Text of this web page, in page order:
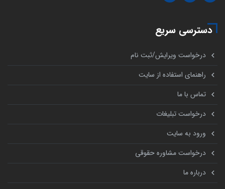
دسترسی سریع
درخواست ویرایش/ثبت نام
راهنمای استفاده از سایت
تماس با ما
درخواست تبلیغات
ورود به سایت
درخواست مشاوره حقوقی
درباره ما